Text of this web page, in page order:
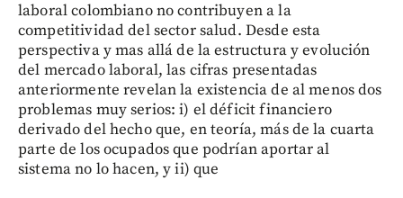
laboral colombiano no contribuyen a la
competitividad del sector salud. Desde esta
perspectiva y mas allá de la estructura y evolución
del mercado laboral, las cifras presentadas
anteriormente revelan la existencia de al menos dos
problemas muy serios: i) el déficit financiero
derivado del hecho que, en teoría, más de la cuarta
parte de los ocupados que podrían aportar al
sistema no lo hacen, y ii) que